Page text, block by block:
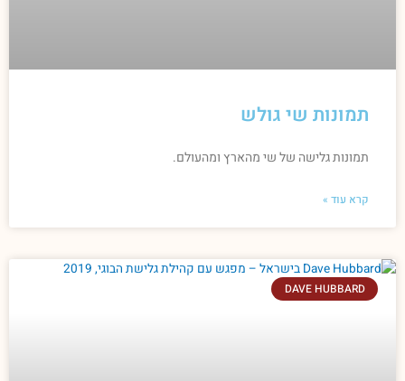
תמונות שי גולש
תמונות גלישה של שי מהארץ ומהעולם.
קרא עוד »
DAVE HUBBARD